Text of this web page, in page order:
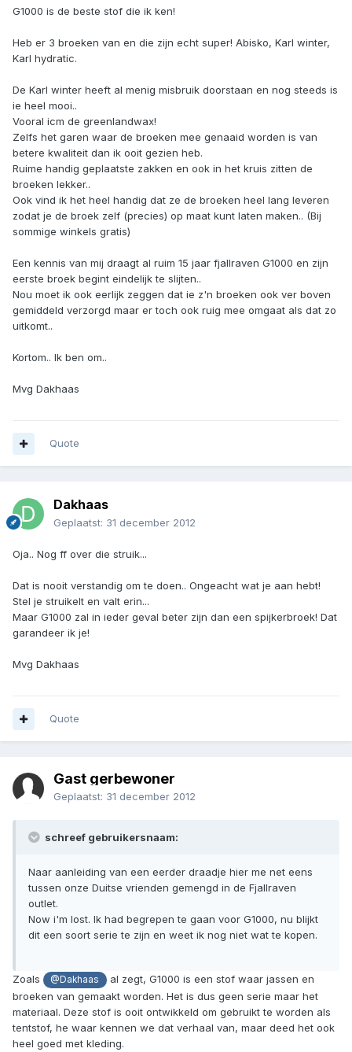
G1000 is de beste stof die ik ken!
Heb er 3 broeken van en die zijn echt super! Abisko, Karl winter,
Karl hydratic.
De Karl winter heeft al menig misbruik doorstaan en nog steeds is
ie heel mooi..
Vooral icm de greenlandwax!
Zelfs het garen waar de broeken mee genaaid worden is van
betere kwaliteit dan ik ooit gezien heb.
Ruime handig geplaatste zakken en ook in het kruis zitten de
broeken lekker..
Ook vind ik het heel handig dat ze de broeken heel lang leveren
zodat je de broek zelf (precies) op maat kunt laten maken.. (Bij
sommige winkels gratis)
Een kennis van mij draagt al ruim 15 jaar fjallraven G1000 en zijn
eerste broek begint eindelijk te slijten..
Nou moet ik ook eerlijk zeggen dat ie z'n broeken ook ver boven
gemiddeld verzorgd maar er toch ook ruig mee omgaat als dat zo
uitkomt..
Kortom.. Ik ben om..
Mvg Dakhaas
Quote
Dakhaas
Geplaatst: 31 december 2012
Oja.. Nog ff over die struik...
Dat is nooit verstandig om te doen.. Ongeacht wat je aan hebt!
Stel je struikelt en valt erin...
Maar G1000 zal in ieder geval beter zijn dan een spijkerbroek! Dat
garandeer ik je!
Mvg Dakhaas
Quote
Gast gerbewoner
Geplaatst: 31 december 2012
schreef gebruikersnaam:
Naar aanleiding van een eerder draadje hier me net eens
tussen onze Duitse vrienden gemengd in de Fjallraven
outlet.
Now i'm lost. Ik had begrepen te gaan voor G1000, nu blijkt
dit een soort serie te zijn en weet ik nog niet wat te kopen.
Zoals @Dakhaas
al zegt, G1000 is een stof waar jassen en
broeken van gemaakt worden. Het is dus geen serie maar het
materiaal. Deze stof is ooit ontwikkeld om gebruikt te worden als
tentstof, he waar kennen we dat verhaal van, maar deed het ook
heel goed met kleding.